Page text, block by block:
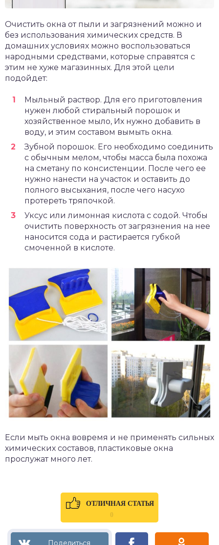
Очистить окна от пыли и загрязнений можно и
без использования химических средств. В
домашних условиях можно воспользоваться
народными средствами, которые справятся с
этим не хуже магазинных. Для этой цели
подойдет:
Мыльный раствор. Для его приготовления
нужен любой стиральный порошок и
хозяйственное мыло, Их нужно добавить в
воду, и этим составом вымыть окна.
Зубной порошок. Его необходимо соединить
с обычным мелом, чтобы масса была похожа
на сметану по консистенции. После чего ее
нужно нанести на участок и оставить до
полного высыхания, после чего насухо
протереть тряпочкой.
Уксус или лимонная кислота с содой. Чтобы
очистить поверхность от загрязнения на нее
наносится сода и растирается губкой
смоченной в кислоте.
Если мыть окна вовремя и не применять сильных
химических составов, пластиковые окна
прослужат много лет.
ОТЛИЧНАЯ СТАТЬЯ
0